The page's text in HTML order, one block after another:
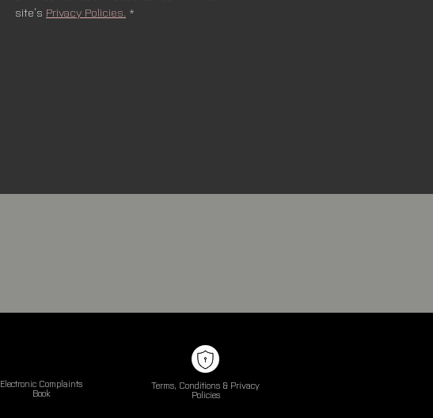
site’s Privacy Policies. *
Electronic Complaints
Book
Terms, Conditions & Privacy
Policies